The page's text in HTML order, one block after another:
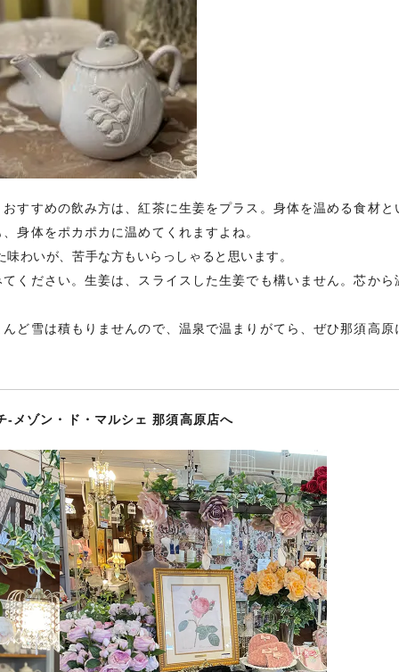
すすめの飲み方は、紅茶に生姜をプラス。身体を温める食材と
身体をポカポカに温めてくれますよね。
わいが、苦手な方もいらっしゃると思います。
ください。生姜は、スライスした生姜でも構いません。芯か
ど雪は積もりませんので、温泉で温まりがてら、ぜひ那須高原
メゾン・ド・マルシェ 那須高原店へ